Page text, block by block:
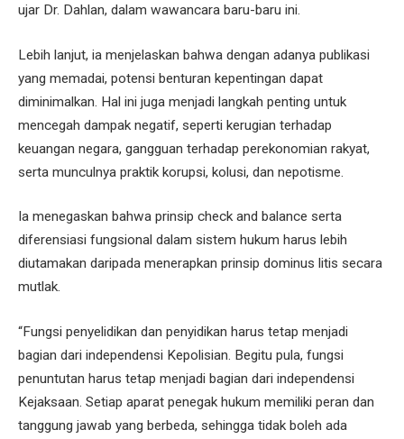
ujar Dr. Dahlan, dalam wawancara baru-baru ini.
Lebih lanjut, ia menjelaskan bahwa dengan adanya publikasi
yang memadai, potensi benturan kepentingan dapat
diminimalkan. Hal ini juga menjadi langkah penting untuk
mencegah dampak negatif, seperti kerugian terhadap
keuangan negara, gangguan terhadap perekonomian rakyat,
serta munculnya praktik korupsi, kolusi, dan nepotisme.
Ia menegaskan bahwa prinsip check and balance serta
diferensiasi fungsional dalam sistem hukum harus lebih
diutamakan daripada menerapkan prinsip dominus litis secara
mutlak.
“Fungsi penyelidikan dan penyidikan harus tetap menjadi
bagian dari independensi Kepolisian. Begitu pula, fungsi
penuntutan harus tetap menjadi bagian dari independensi
Kejaksaan. Setiap aparat penegak hukum memiliki peran dan
tanggung jawab yang berbeda, sehingga tidak boleh ada